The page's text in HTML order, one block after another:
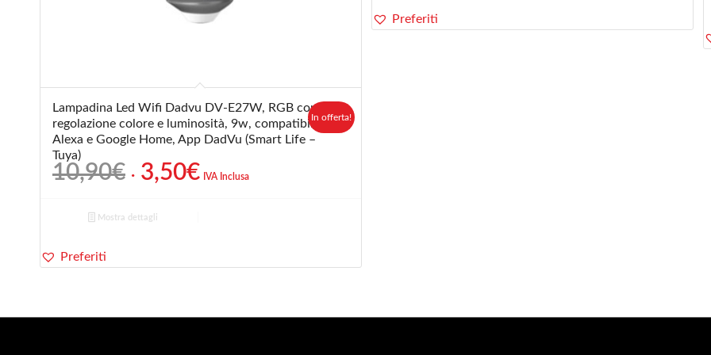
Lampadina Led Wifi Dadvu DV-E27W, RGB con
regolazione colore e luminosità, 9w, compatibile
Alexa e Google Home, App DadVu (Smart Life –
Tuya)
10,90€ Il
prezzo
originale
era:
3,50€IlIVA Inclusa
In offerta!
Mostra dettagli
Preferiti
Preferiti